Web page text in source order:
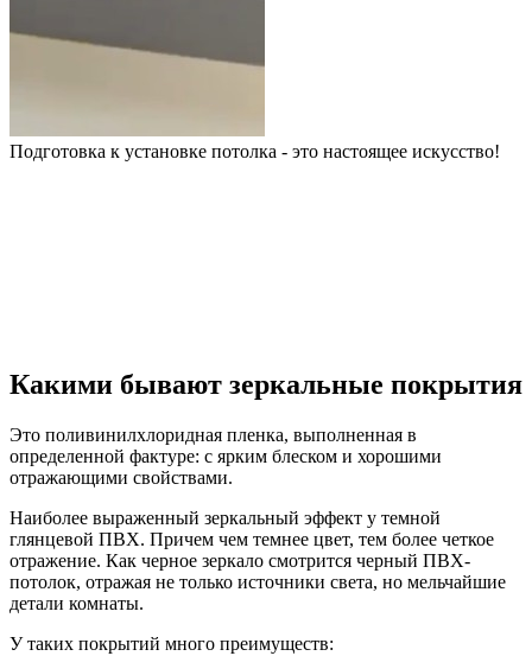
Подготовка к установке потолка - это настоящее искусство!
Какими бывают зеркальные покрытия
Это поливинилхлоридная пленка, выполненная в
определенной фактуре: с ярким блеском и хорошими
отражающими свойствами.
Наиболее выраженный зеркальный эффект у темной
глянцевой ПВХ. Причем чем темнее цвет, тем более четкое
отражение. Как черное зеркало смотрится черный ПВХ-
потолок, отражая не только источники света, но мельчайшие
детали комнаты.
У таких покрытий много преимуществ: